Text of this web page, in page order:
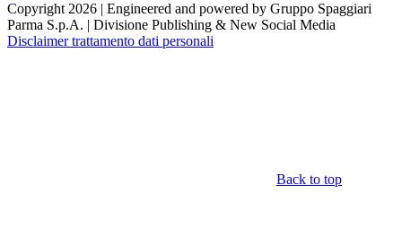
Copyright 2026 | Engineered and powered by Gruppo Spaggiari
Parma S.p.A. | Divisione Publishing & New Social Media
Disclaimer trattamento dati personali
Back to top